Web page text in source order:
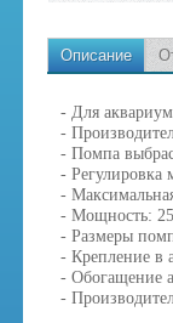
Описание
- Для
-
- Помпа
- Регулировка
-
- Мощность:
- Размеры
- Крепление в
- Обогащение
-